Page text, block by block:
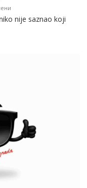
Beogradska
nije saznao koji